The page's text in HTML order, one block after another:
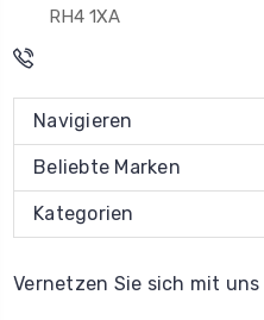
RH4 1XA
Navigieren
Beliebte Marken
Kategorien
Vernetzen Sie sich mit uns